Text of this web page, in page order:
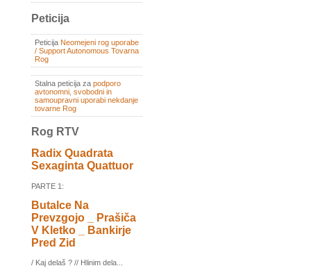
Peticija
Peticija Neomejeni rog uporabe
/ Support Autonomous Tovarna
Rog
Stalna peticija za podporo
avtonomni, svobodni in
samoupravni uporabi nekdanje
tovarne Rog
Rog RTV
Radix Quadrata
Sexaginta Quattuor
PARTE 1:
Butalce Na
Prevzgojo _ Prašiča
V Kletko _ Bankirje
Pred Zid
/ Kaj delaš ? // Hlinim dela...